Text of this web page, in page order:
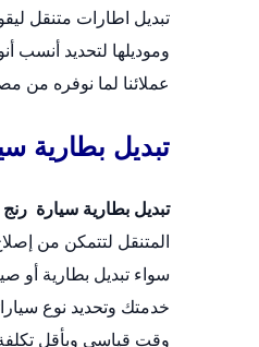
تبديل اطارات متنقل
وموديلها لتحديد أنسب
عملائنا لما نوفره من
تبديل بطارية
تبديل بطارية سيارة
المتنقل لتتمكن من
خدمتك وتحديد نوع
وقت قياسي وبأقل